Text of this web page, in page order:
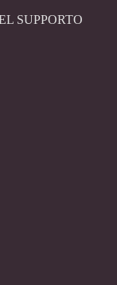
SUPPORTO